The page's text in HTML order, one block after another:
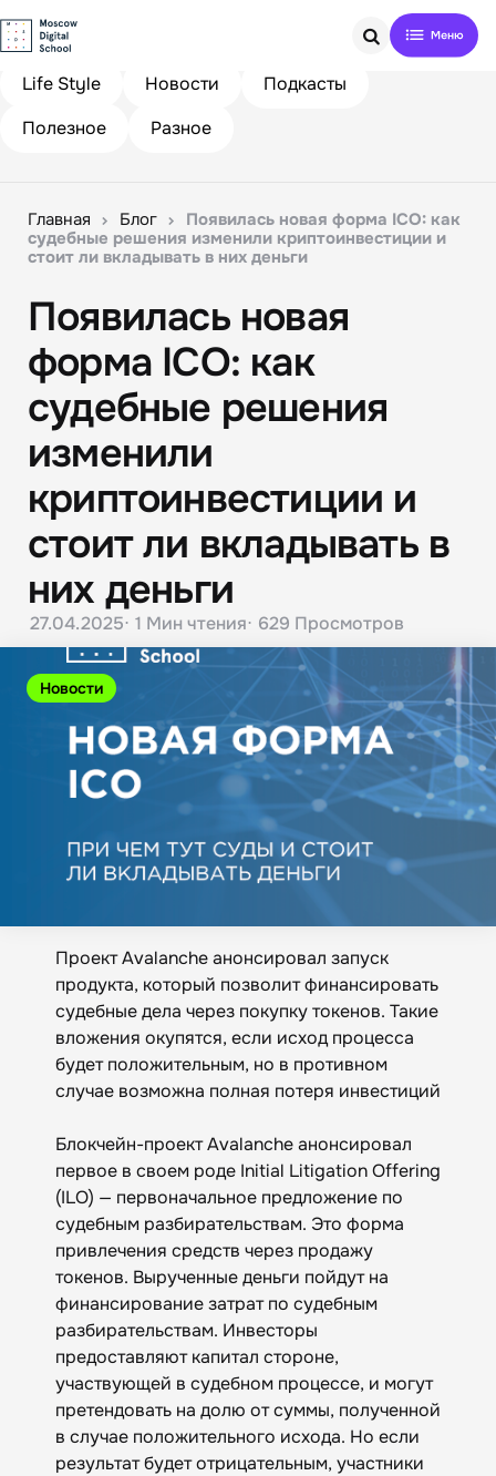
Search
Life Style
Новости
Подкасты
Полезное
Разное
Главная Блог
Появилась новая форма ICO: как
судебные решения изменили криптоинвестиции и
стоит ли вкладывать в них деньги
Новости
Появилась новая
форма ICO: как
судебные решения
изменили
криптоинвестиции и
стоит ли вкладывать в
них деньги
27.04.2025 1 Мин чтения 629 Просмотров
Проект Avalanche анонсировал запуск
продукта, который позволит финансировать
судебные дела через покупку токенов. Такие
вложения окупятся, если исход процесса
будет положительным, но в противном
случае возможна полная потеря инвестиций
Блокчейн-проект Avalanche анонсировал
первое в своем роде Initial Litigation Offering
(ILO) — первоначальное предложение по
судебным разбирательствам. Это форма
привлечения средств через продажу
токенов. Вырученные деньги пойдут на
финансирование затрат по судебным
разбирательствам. Инвесторы
предоставляют капитал стороне,
участвующей в судебном процессе, и могут
претендовать на долю от суммы, полученной
в случае положительного исхода. Но если
результат будет отрицательным, участники